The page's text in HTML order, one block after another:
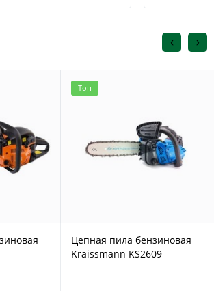
Топ
Цепная пила бензиновая
Kraissmann KS2609